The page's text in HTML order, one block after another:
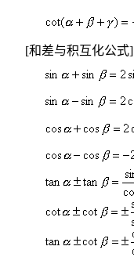
[和差与积互化公式]